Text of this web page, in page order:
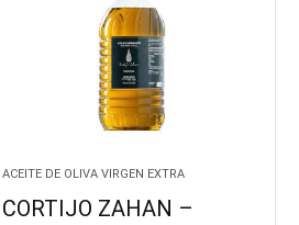
ACEITE DE OLIVA VIRGEN EXTRA
CORTIJO ZAHAN –